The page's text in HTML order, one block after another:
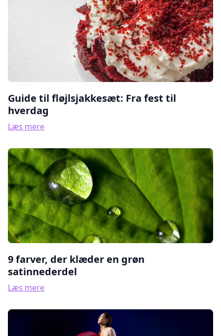
Guide til fløjlsjakkesæt: Fra fest til
hverdag
Læs mere
9 farver, der klæder en grøn
satinnederdel
Læs mere